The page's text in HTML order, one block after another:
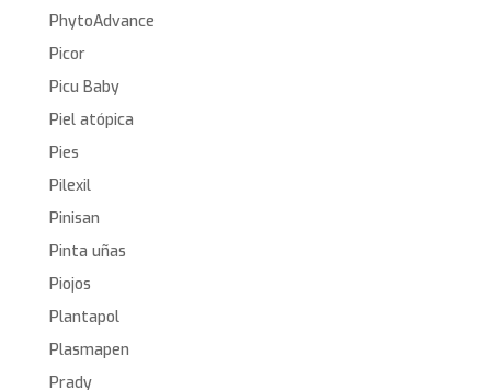
PhytoAdvance
Picor
Picu Baby
Piel atópica
Pies
Pilexil
Pinisan
Pinta uñas
Piojos
Plantapol
Plasmapen
Prady